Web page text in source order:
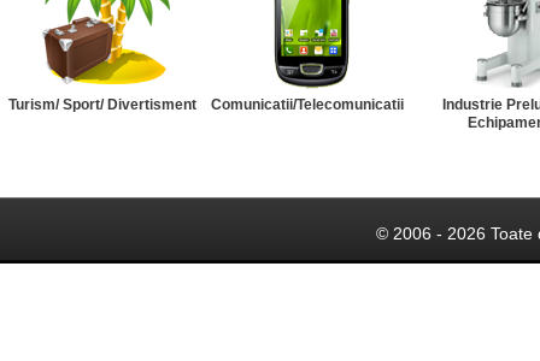
Turism/ Sport/ Divertisment Comunicatii/Telecomunicatii
Industrie
© 2006 - 2026